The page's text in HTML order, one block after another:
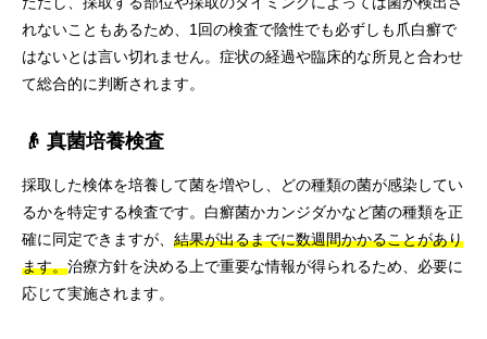
れないこともあるため、1回の検査で陰性でも必ずしも爪白癬で
はないとは言い切れません。症状の経過や臨床的な所見と合わせ
て総合的に判断されます。
👴 真菌培養検査
採取した検体を培養して菌を増やし、どの種類の菌が感染してい
るかを特定する検査です。白癬菌かカンジダかなど菌の種類を正
確に同定できますが、 結果が出るまでに数週間かかることがあり
ます。治療方針を決める上で重要な情報が得られるため、必要に
応じて実施されます。